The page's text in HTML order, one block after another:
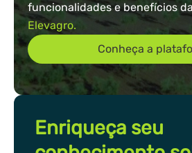
funcionalidades e benefícios
Elevagro.
Conheça a
Enriqueça seu